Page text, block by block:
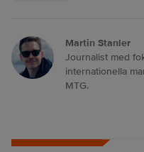
Martin Stanler
Journalist med
internationella
MTG.